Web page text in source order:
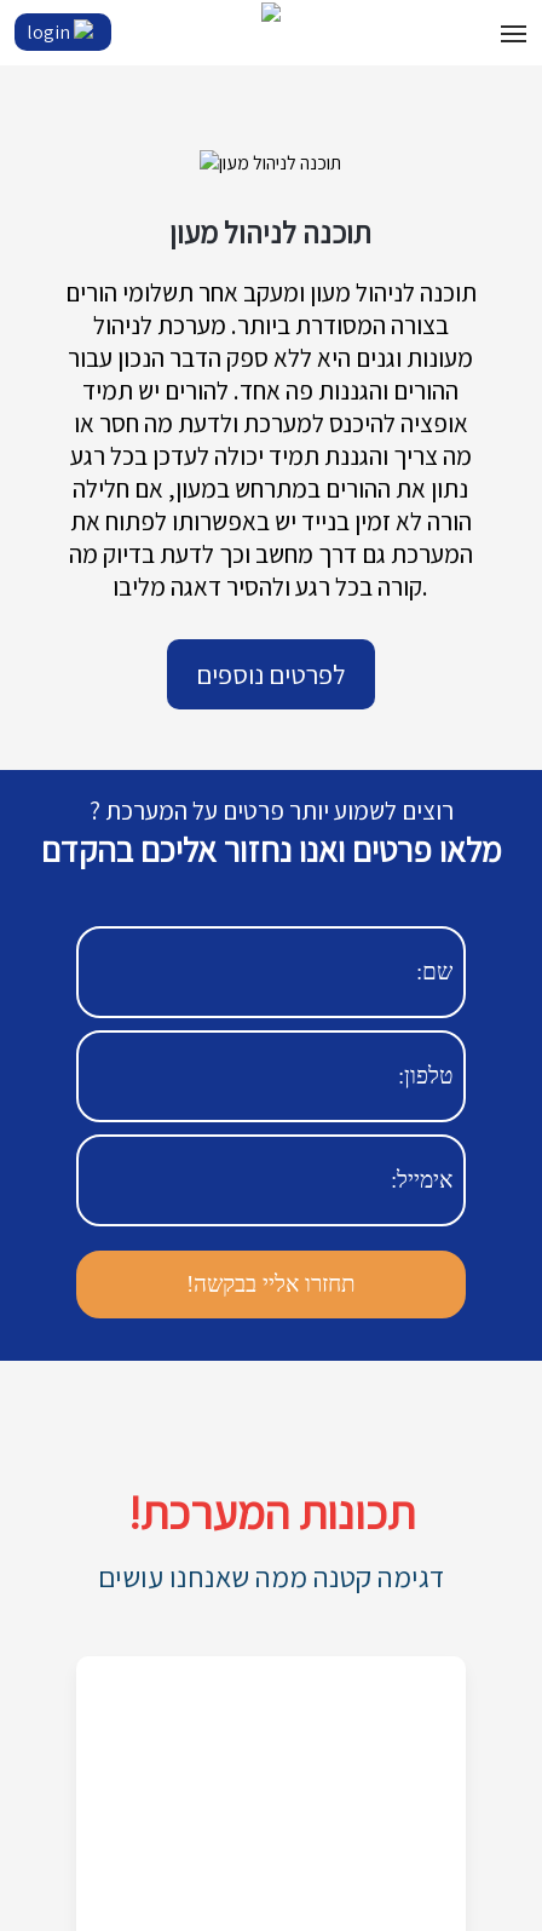
login
תוכנה לניהול מעון
תוכנה לניהול מעון ומעקב אחר תשלומי הורים
בצורה המסודרת ביותר. מערכת לניהול
מעונות וגנים היא ללא ספק הדבר הנכון עבור
ההורים והגננות פה אחד. להורים יש תמיד
אופציה להיכנס למערכת ולדעת מה חסר או
מה צריך והגננת תמיד יכולה לעדכן בכל רגע
נתון את ההורים במתרחש במעון, אם חלילה
הורה לא זמין בנייד יש באפשרותו לפתוח את
המערכת גם דרך מחשב וכך לדעת בדיוק מה
קורה בכל רגע ולהסיר דאגה מליבו.
לפרטים נוספים
רוצים לשמוע יותר פרטים על המערכת ?
מלאו פרטים ואנו נחזור אליכם בהקדם
תכונות המערכת!
דגימה קטנה ממה שאנחנו עושים